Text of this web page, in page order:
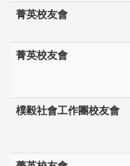
菁英校友會
菁英校友會
樸毅社會工作團校友會